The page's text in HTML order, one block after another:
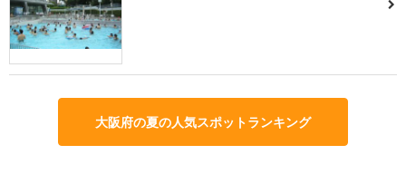
大阪府の夏の人気スポットランキング